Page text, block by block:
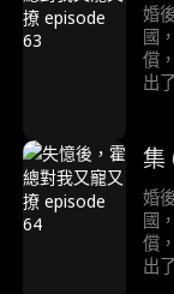
婚
國
償
出
行
集
婚
國
償
出